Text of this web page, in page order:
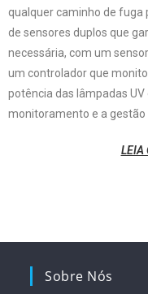
qualquer caminho de fuga
de sensores duplos que
necessária, com um
um controlador que
potência das lâmpadas
monitoramento e a gestão
LEIA
Sobre Nós